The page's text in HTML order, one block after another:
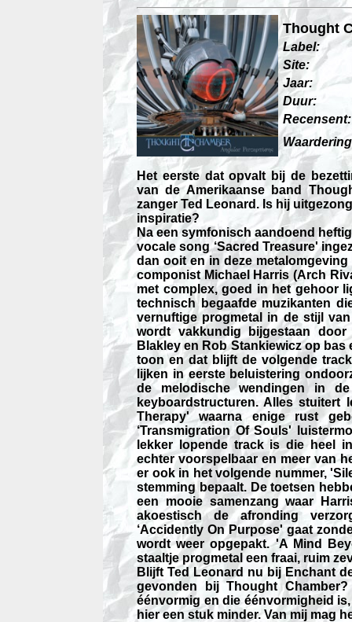
Thought
Label:
Site:
Jaar:
Duur:
Recensent:
Het eerste dat opvalt bij de
van de Amerikaanse band
zanger Ted Leonard. Is hij
inspiratie?
Na een symfonisch aandoend
vocale song ‘Sacred Treasure'
dan ooit en in deze
componist Michael Harris (Arch
met complex, goed in het gehoor
technisch begaafde muzikanten
vernuftige progmetal in de stijl
wordt vakkundig bijgestaan
Blakley en Rob Stankiewicz op
toon en dat blijft de volgende
lijken in eerste beluistering
de melodische wendingen in
keyboardstructuren. Alles stuitert
Therapy' waarna enige rust
‘Transmigration Of Souls'
lekker lopende track is die heel
echter voorspelbaar en meer van
er ook in het volgende nummer,
stemming bepaalt. De toetsen
een mooie samenzang waar
akoestisch de afronding
‘Accidently On Purpose' gaat
wordt weer opgepakt. 'A Mind
staaltje progmetal een fraai, ruim
Blijft Ted Leonard nu bij Enchant
gevonden bij Thought
éénvormig en die éénvormigheid
hier een stuk minder. Van mij mag